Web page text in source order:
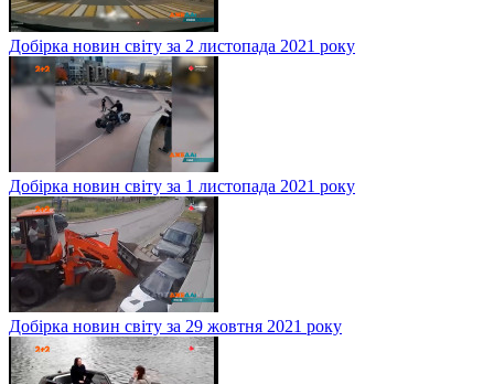
Добірка новин світу за 2 листопада 2021 року
Добірка новин світу за 1 листопада 2021 року
Добірка новин світу за 29 жовтня 2021 року